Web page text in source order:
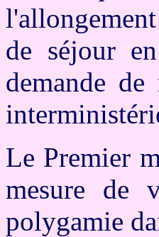
de séjour
demande
Le Premier
mesure de
polygamie